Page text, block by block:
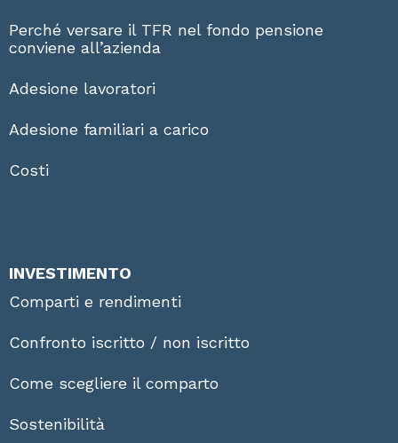
Perché versare il TFR nel fondo pensione
conviene all’azienda
Adesione lavoratori
Adesione familiari a carico
Costi
INVESTIMENTO
Comparti e rendimenti
Confronto iscritto / non iscritto
Come scegliere il comparto
Sostenibilità